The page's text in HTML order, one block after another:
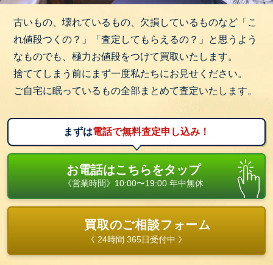
古いもの、壊れているもの、欠損しているものなど「こ
れ値段つくの？」「査定してもらえるの？」と思うよう
なものでも、極力お値段をつけて買取いたします。
捨ててしまう前にまず一度私たちにお見せください。
ご自宅に眠っているもの全部まとめて査定いたします。
まずは電話で無料査定申し込み！
お電話はこちらをタップ
《営業時間》10:00〜19:00 年中無休
買取のご相談フォーム
《 24時間 365日受付中 》